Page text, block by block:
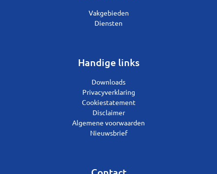
Vakgebieden
Diensten
Handige links
Downloads
Privacyverklaring
Cookiestatement
Disclaimer
Algemene voorwaarden
Nieuwsbrief